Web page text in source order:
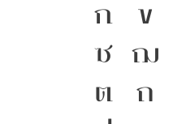
ก ข
ซ ฌ
ต ถ